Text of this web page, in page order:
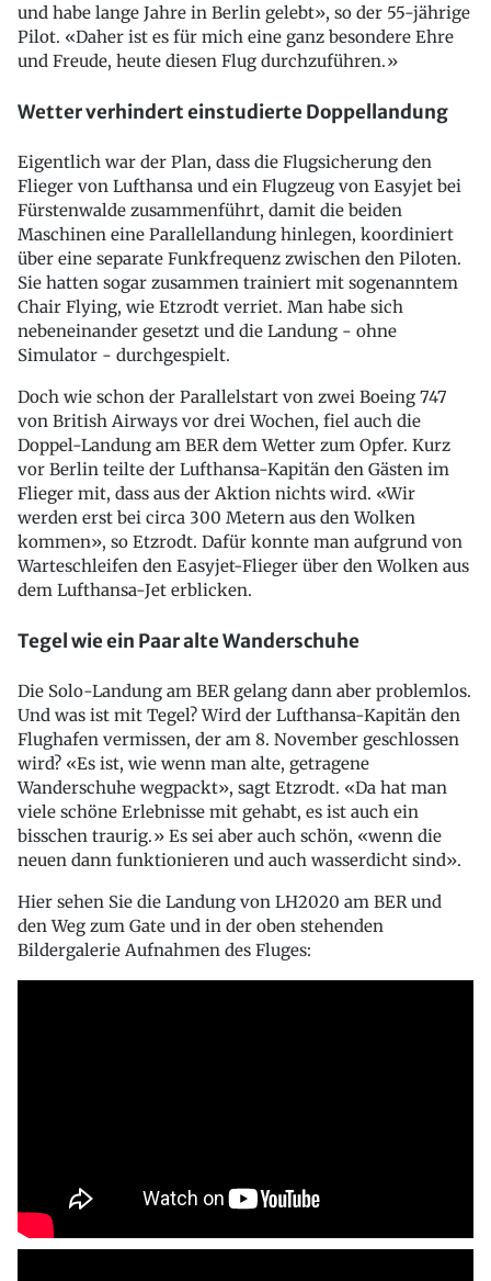
und habe lange Jahre in Berlin gelebt», so der 55-jährige
Pilot. «Daher ist es für mich eine ganz besondere Ehre
und Freude, heute diesen Flug durchzuführen.»
Wetter verhindert einstudierte Doppellandung
Eigentlich war der Plan, dass die Flugsicherung den
Flieger von Lufthansa und ein Flugzeug von Easyjet bei
Fürstenwalde zusammenführt, damit die beiden
Maschinen eine Parallellandung hinlegen, koordiniert
über eine separate Funkfrequenz zwischen den Piloten.
Sie hatten sogar zusammen trainiert mit sogenanntem
Chair Flying, wie Etzrodt verriet. Man habe sich
nebeneinander gesetzt und die Landung - ohne
Simulator - durchgespielt.
Doch wie schon der Parallelstart von zwei Boeing 747
von British Airways vor drei Wochen, fiel auch die
Doppel-Landung am BER dem Wetter zum Opfer. Kurz
vor Berlin teilte der Lufthansa-Kapitän den Gästen im
Flieger mit, dass aus der Aktion nichts wird. «Wir
werden erst bei circa 300 Metern aus den Wolken
kommen», so Etzrodt. Dafür konnte man aufgrund von
Warteschleifen den Easyjet-Flieger über den Wolken aus
dem Lufthansa-Jet erblicken.
Tegel wie ein Paar alte Wanderschuhe
Die Solo-Landung am BER gelang dann aber problemlos.
Und was ist mit Tegel? Wird der Lufthansa-Kapitän den
Flughafen vermissen, der am 8. November geschlossen
wird? «Es ist, wie wenn man alte, getragene
Wanderschuhe wegpackt», sagt Etzrodt. «Da hat man
viele schöne Erlebnisse mit gehabt, es ist auch ein
bisschen traurig.» Es sei aber auch schön, «wenn die
neuen dann funktionieren und auch wasserdicht sind».
Hier sehen Sie die Landung von LH2020 am BER und
den Weg zum Gate und in der oben stehenden
Bildergalerie Aufnahmen des Fluges: